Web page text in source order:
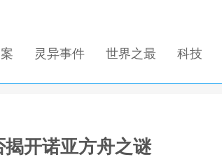
灵异事件 世界之最 科技
开诺亚方舟之谜